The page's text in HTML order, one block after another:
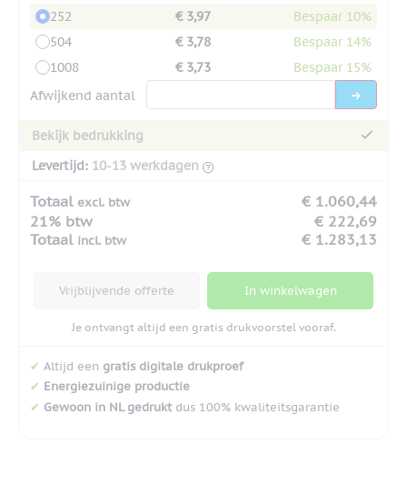
252
€ 3,97
Bespaar 10%
504
€ 3,78
Bespaar 14%
1008
€ 3,73
Bespaar 15%
Afwijkend aantal
Bekijk bedrukking
Levertijd: 10-13 werkdagen
Totaal excl. btw
€ 1.060,44
21% btw
€ 222,69
Totaal incl. btw € 1.283,13
Vrijblijvende offerte In winkelwagen
Je ontvangt altijd een gratis drukvoorstel vooraf.
✔ Altijd een gratis digitale drukproef
✔ Energiezuinige productie
✔ Gewoon in NL gedruktdus 100% kwaliteitsgarantie